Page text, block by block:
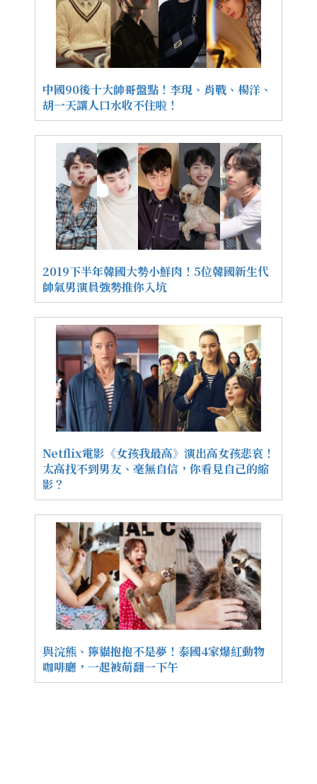
中國90後十大帥哥盤點！李現、肖戰、楊洋、
胡一天讓人口水收不住啦！
2019下半年韓國大勢小鮮肉！5位韓國新生代
帥氣男演員強勢推你入坑
Netflix電影《女孩我最高》演出高女孩悲哀！
太高找不到男友、毫無自信，你看見自己的縮
影？
與浣熊、獰貓抱抱不是夢！泰國4家爆紅動物
咖啡廳，一起被萌翻一下午